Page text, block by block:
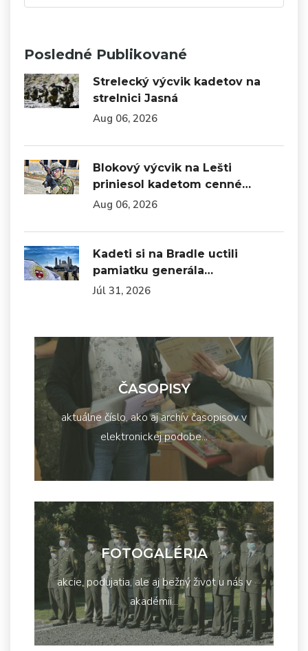
Posledné Publikované
Strelecký výcvik kadetov na
strelnici Jasná
Aug 06, 2026
Blokový výcvik na Lešti
priniesol kadetom cenné…
Aug 06, 2026
Kadeti si na Bradle uctili
pamiatku generála…
Júl 31, 2026
ČASOPISY
aktuálne číslo, ako aj archív časopisov v
elektronickej podobe...
FOTOGALÉRIA
akcie, podujatia, ale aj bežný život u nás v
akadémii...